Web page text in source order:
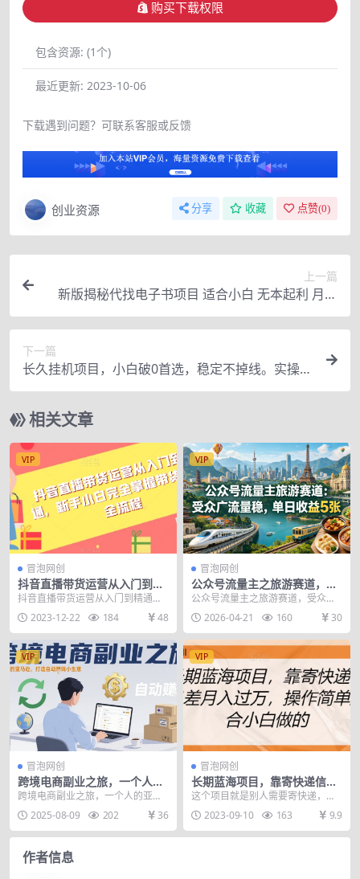
购买下载权限
包含资源: (1个)
最近更新: 2023-10-06
下载遇到问题？可联系客服或反馈
创业资源 分享 收藏 点赞(0)
上一篇
新版揭秘代找电子书项目 适合小白 无本起利 月入
万+
下一篇
长久挂机项目，小白破0首选，稳定不掉线。实操教
程，轻松躺赚。
相关文章
VIP
冒泡网创
抖音直播带货运营从入门到精
通，新手小白完全掌握带货直
播全流程
抖音直播带货运营从入门到精通，
新手小白完全掌握带货直播全流程
课程内容： 直播间...
2023-12-22 184 48
VIP
冒泡网创
公众号流量主之旅游赛道，受
众广+流量稳，平均单日收益5
张+
公众号流量主之旅游赛道，受众广
+流量稳，平均单日收益5张+ 公众
号流量主同城文旅...
2026-04-21 160 30
VIP
冒泡网创
跨境电商副业之旅，一个人的
亚马逊，打造自动賺钱小生意
跨境电商副业之旅，一个人的亚马
逊，打造自动賺钱小生意 如今副业
刚需的年代，你值得...
2025-08-09 202 36
VIP
冒泡网创
长期蓝海项目，靠寄快递信息
差月入过万，操作简单适合小
白做的【揭秘】
这个项目就是别人需要寄快递，但
是线下收费特别贵，我们就可以帮
他在低价渠道下单，再...
2023-09-10 163 9.9
作者信息